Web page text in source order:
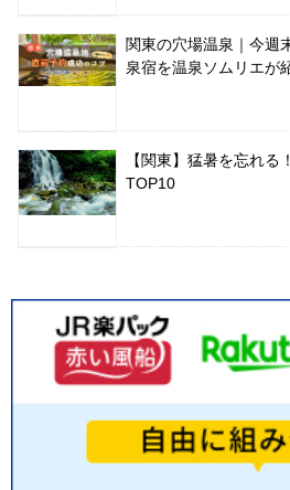
関東の穴場温泉｜今週
泉宿を温泉ソムリエが
【関東】猛暑を忘れ
TOP10